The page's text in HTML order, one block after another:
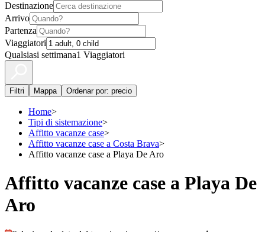
Destinazione
Arrivo
Partenza
Viaggiatori
Qualsiasi settimana1 Viaggiatori
Filtri Mappa Ordenar por: precio
Home>
Tipi di sistemazione>
Affitto vacanze case>
Affitto vacanze case a Costa Brava>
Affitto vacanze case a Playa De Aro
Affitto vacanze case a Playa De
Aro